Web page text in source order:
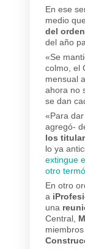
En ese
medio
del
del año
«Se
colmo, el
mensual
ahora no
se dan
«Para
agregó-
los
lo ya
extingue
otro
En otro
a
una
Central,